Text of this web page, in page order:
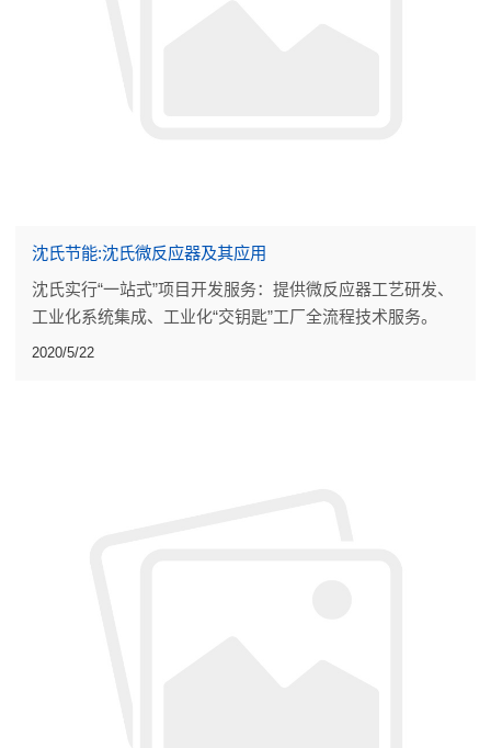
沈氏节能:沈氏微反应器及其应用
沈氏实行“一站式”项目开发服务：提供微反应器工艺研发、
工业化系统集成、工业化“交钥匙”工厂全流程技术服务。
2020/5/22